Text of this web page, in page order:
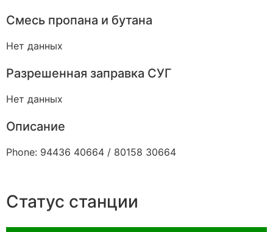
Смесь пропана и бутана
Нет данных
Разрешенная заправка СУГ
Нет данных
Описание
Phone: 94436 40664 / 80158 30664
Статус станции